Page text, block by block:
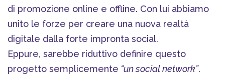
di promozione online e offline. Con lui abbiamo
unito le forze per creare una nuova realtà
digitale dalla forte impronta social.
Eppure, sarebbe riduttivo definire questo
progetto semplicemente “un social network”.